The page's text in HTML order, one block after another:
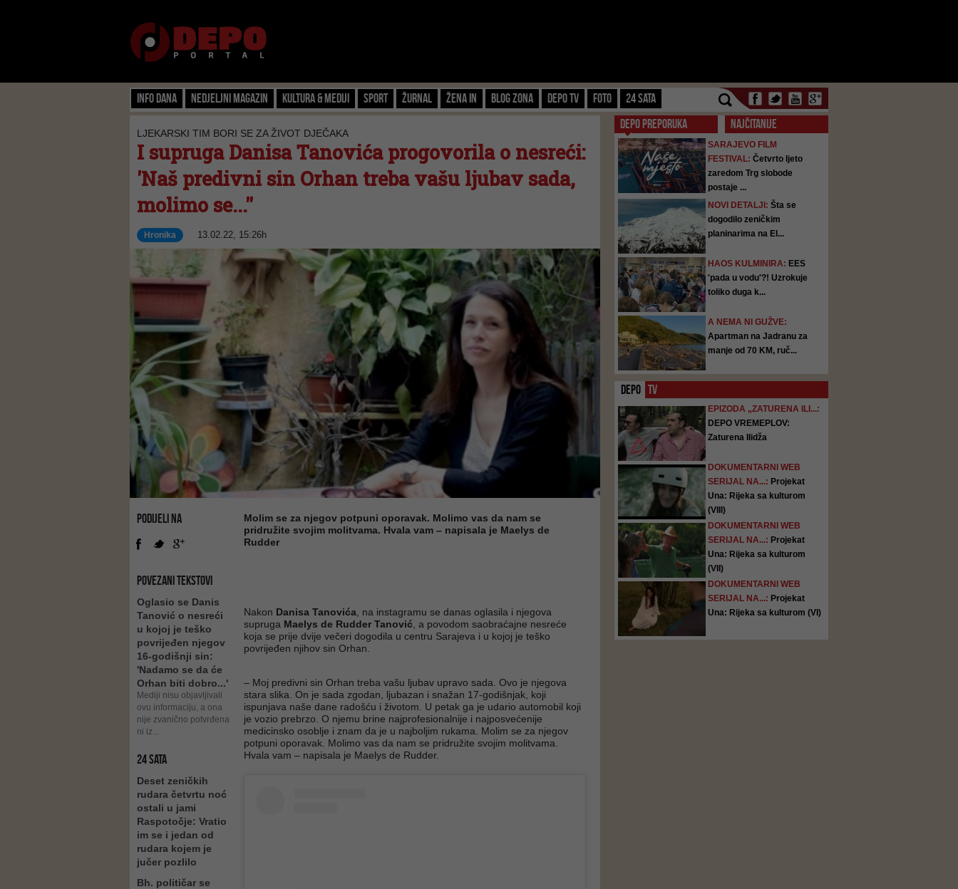
Info dana Nedjeljni magazin Kultura & Mediji Sport Žurnal Žena IN Blog zona Depo TV FOTO 24 SATA
LJEKARSKI TIM BORI SE ZA ŽIVOT DJEČAKA
I supruga Danisa Tanovića progovorila o nesreći:
'Naš predivni sin Orhan treba vašu ljubav sada,
molimo se...''
Hronika 13.02.22, 15:26h
PODIJELI NA
POVEZANI TEKSTOVI
Oglasio se Danis
Tanović o nesreći
u kojoj je teško
povrijeđen njegov
16-godišnji sin:
'Nadamo se da će
Orhan biti dobro...'
Mediji nisu objavljivali
ovu informaciju, a ona
nije zvanično potvrđena
ni iz...
24 SATA
Deset zeničkih
rudara četvrtu noć
ostali u jami
Raspotočje: Vratio
im se i jedan od
rudara kojem je
jučer pozlilo
Bh. političar se
Molim se za njegov potpuni oporavak. Molimo vas da nam se
pridružite svojim molitvama. Hvala vam – napisala je Maelys de
Rudder
Nakon Danisa Tanovića , na instagramu se danas oglasila i njegova
supruga Maelys de Rudder Tanović , a povodom saobraćajne nesreće
koja se prije dvije večeri dogodila u centru Sarajeva i u kojoj je teško
povrijeđen njihov sin Orhan.
– Moj predivni sin Orhan treba vašu ljubav upravo sada. Ovo je njegova
stara slika. On je sada zgodan, ljubazan i snažan 17-godišnjak, koji
ispunjava naše dane radošću i životom. U petak ga je udario automobil koji
je vozio prebrzo. O njemu brine najprofesionalnije i najposvećenije
medicinsko osoblje i znam da je u najboljim rukama. Molim se za njegov
potpuni oporavak. Molimo vas da nam se pridružite svojim molitvama.
Hvala vam – napisala je Maelys de Rudder.
DEPO PREPORUKA NAJČITANIJE
SARAJEVO FILM
FESTIVAL: Četvrto ljeto
zaredom Trg slobode
postaje ...
NOVI DETALJI: Šta se
dogodilo zeničkim
planinarima na El...
HAOS KULMINIRA: EES
'pada u vodu'?! Uzrokuje
toliko duga k...
A NEMA NI GUŽVE:
Apartman na Jadranu za
manje od 70 KM, ruč...
DEPO TV
EPIZODA „ZATURENA ILI...:
DEPO VREMEPLOV:
Zaturena Ilidža
DOKUMENTARNI WEB
SERIJAL NA...: Projekat
Una: Rijeka sa kulturom
(VIII)
DOKUMENTARNI WEB
SERIJAL NA...: Projekat
Una: Rijeka sa kulturom
(VII)
DOKUMENTARNI WEB
SERIJAL NA...: Projekat
Una: Rijeka sa kulturom (VI)